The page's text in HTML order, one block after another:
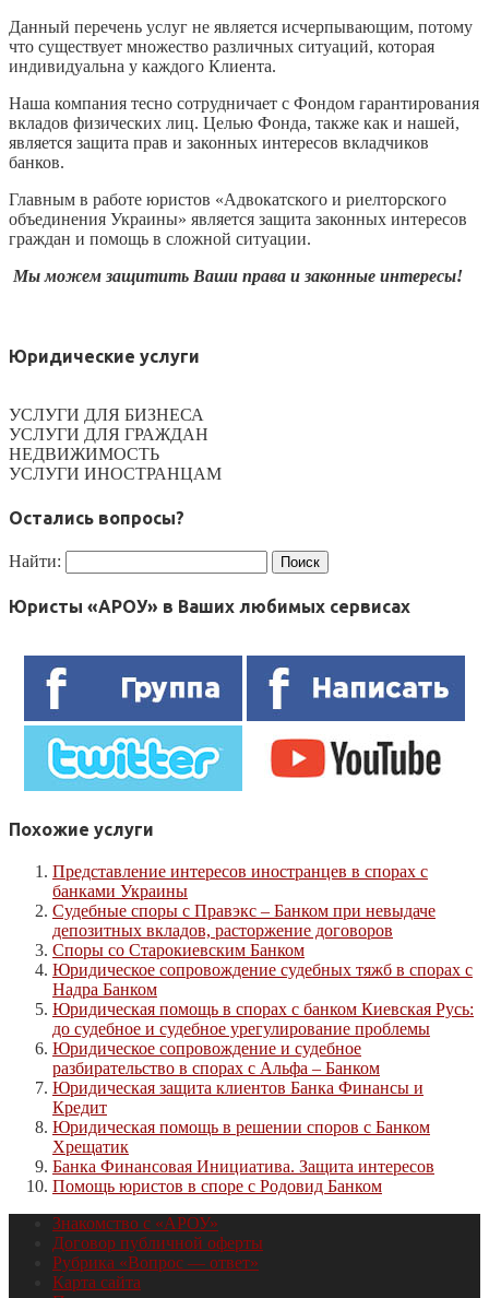
Данный перечень услуг не является исчерпывающим, потому
что существует множество различных ситуаций, которая
индивидуальна у каждого Клиента.
Наша компания тесно сотрудничает с Фондом гарантирования
вкладов физических лиц. Целью Фонда, также как и нашей,
является защита прав и законных интересов вкладчиков
банков.
Главным в работе юристов «Адвокатского и риелторского
объединения Украины» является защита законных интересов
граждан и помощь в сложной ситуации.
Мы можем защитить Ваши права и законные интересы!
Юридические услуги
УСЛУГИ ДЛЯ БИЗНЕСА
УСЛУГИ ДЛЯ ГРАЖДАН
НЕДВИЖИМОСТЬ
УСЛУГИ ИНОСТРАНЦАМ
Остались вопросы?
Найти:
Юристы «АРОУ» в Ваших любимых сервисах
Похожие услуги
Представление интересов иностранцев в спорах с
банками Украины
Судебные споры с Правэкс – Банком при невыдаче
депозитных вкладов, расторжение договоров
Споры со Старокиевским Банком
Юридическое сопровождение судебных тяжб в спорах с
Надра Банком
Юридическая помощь в спорах с банком Киевская Русь:
до судебное и судебное урегулирование проблемы
Юридическое сопровождение и судебное
разбирательство в спорах с Альфа – Банком
Юридическая защита клиентов Банка Финансы и
Кредит
Юридическая помощь в решении споров с Банком
Хрещатик
Банка Финансовая Инициатива. Защита интересов
Помощь юристов в споре с Родовид Банком
Знакомство с «АРОУ»
Договор публичной оферты
Рубрика «Вопрос — ответ»
Карта сайта